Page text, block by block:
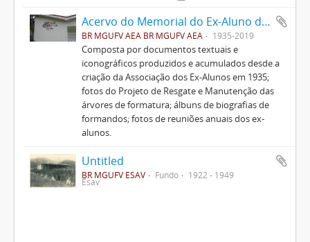
Acervo do Memorial do Ex-Aluno da UFV
BR MGUFV AEA BR MGUFV AEA 1935-2019
Composta por documentos textuais e
iconográficos produzidos e acumulados desde a
criação da Associação dos Ex-Alunos em 1935;
fotos do Projeto de Resgate e Manutenção das
árvores de formatura; álbuns de biografias de
formandos; fotos de reuniões anuais dos ex-
alunos.
Untitled
BR MGUFV ESAV Fundo 1922 - 1949
Esav